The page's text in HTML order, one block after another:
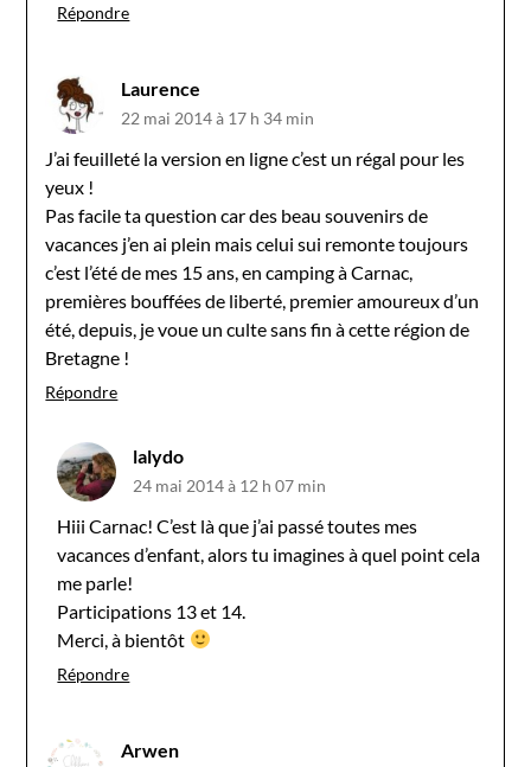
Répondre
Laurence
22 mai 2014 à 17 h 34 min
J’ai feuilleté la version en ligne c’est un régal pour les
yeux !
Pas facile ta question car des beau souvenirs de
vacances j’en ai plein mais celui sui remonte toujours
c’est l’été de mes 15 ans, en camping à Carnac,
premières bouffées de liberté, premier amoureux d’un
été, depuis, je voue un culte sans fin à cette région de
Bretagne !
Répondre
lalydo
24 mai 2014 à 12 h 07 min
Hiii Carnac! C’est là que j’ai passé toutes mes
vacances d’enfant, alors tu imagines à quel point cela
me parle!
Participations 13 et 14.
Merci, à bientôt
Répondre
Arwen